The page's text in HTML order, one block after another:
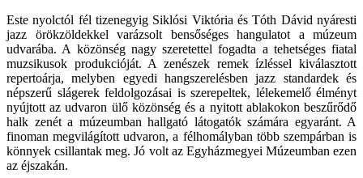
Este nyolctól fél tizenegyig Siklósi Viktória és Tóth Dávid nyáresti
jazz örökzöldekkel varázsolt bensőséges hangulatot a múzeum
udvarába. A közönség nagy szeretettel fogadta a tehetséges fiatal
muzsikusok produkcióját. A zenészek remek ízléssel kiválasztott
repertoárja, melyben egyedi hangszerelésben jazz standardek és
népszerű slágerek feldolgozásai is szerepeltek, lélekemelő élményt
nyújtott az udvaron ülő közönség és a nyitott ablakokon beszűrődő
halk zenét a múzeumban hallgató látogatók számára egyaránt. A
finoman megvilágított udvaron, a félhomályban több szempárban is
könnyek csillantak meg. Jó volt az Egyházmegyei Múzeumban ezen
az éjszakán.